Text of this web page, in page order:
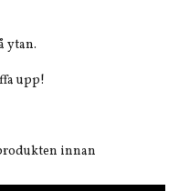
ytan.
upp!
innan